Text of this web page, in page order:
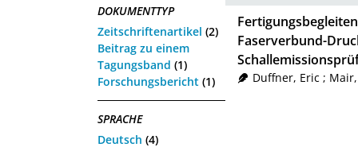
DOKUMENTTYP
Zeitschriftenartikel (2)
Beitrag zu einem
Tagungsband (1)
Forschungsbericht (1)
SPRACHE
Deutsch (4)
Faserverbund-
Duffner, Eric;